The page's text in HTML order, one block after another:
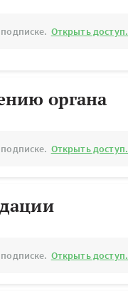
Открыть доступ.
органа
Открыть доступ.
Открыть доступ.